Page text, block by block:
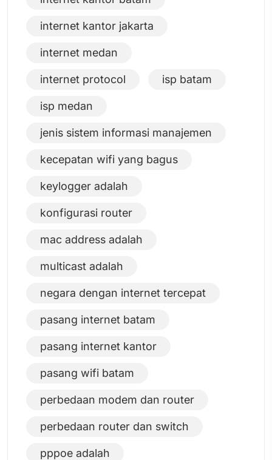
internet kantor jakarta
internet medan
internet protocol isp batam
isp medan
jenis sistem informasi manajemen
kecepatan wifi yang bagus
keylogger adalah
konfigurasi router
mac address adalah
multicast adalah
negara dengan internet tercepat
pasang internet batam
pasang internet kantor
pasang wifi batam
perbedaan modem dan router
perbedaan router dan switch
pppoe adalah